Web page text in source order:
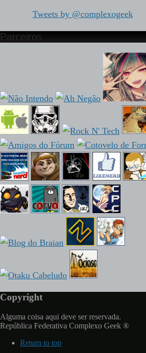
Tweets by @complexogeek
Parceiros
Copyright
Alguma coisa aqui deve ser reservada.
República Federativa Complexo Geek ®
Return to top